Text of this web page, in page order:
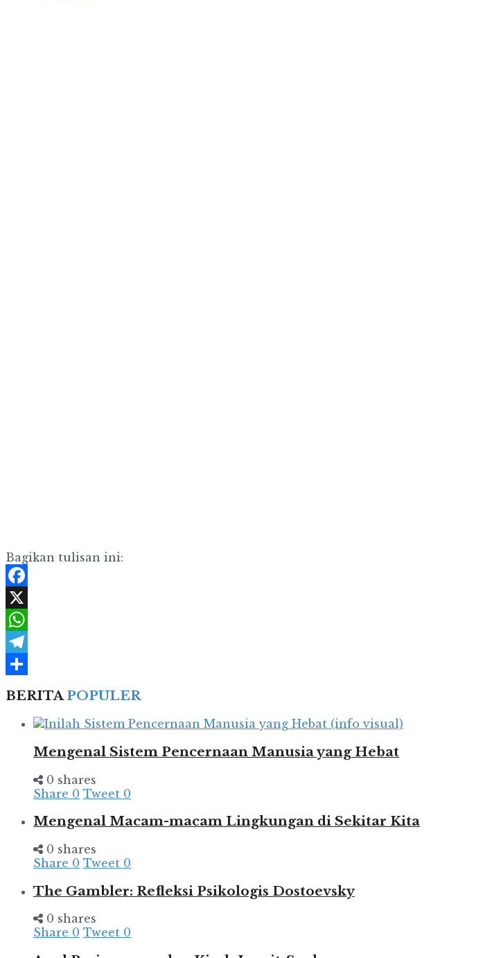
Bagikan tulisan ini:
Facebook
X
WhatsApp
Telegram
BERITAPOPULER
Mengenal Sistem Pencernaan Manusia yang Hebat
0 shares
Share 0 Tweet 0
Mengenal Macam-macam Lingkungan di Sekitar Kita
0 shares
Share 0 Tweet 0
The Gambler: Refleksi Psikologis Dostoevsky
0 shares
Share 0 Tweet 0